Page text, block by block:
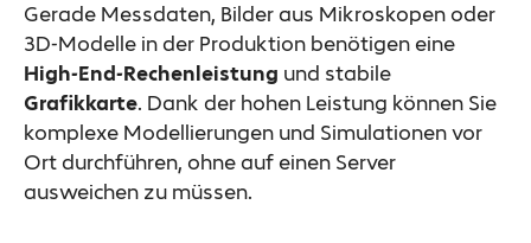
Gerade Messdaten, Bilder aus Mikroskopen oder
3D-Modelle in der Produktion benötigen eine
High-End-Rechenleistung und stabile
Grafikkarte. Dank der hohen Leistung können Sie
komplexe Modellierungen und Simulationen vor
Ort durchführen, ohne auf einen Server
ausweichen zu müssen.